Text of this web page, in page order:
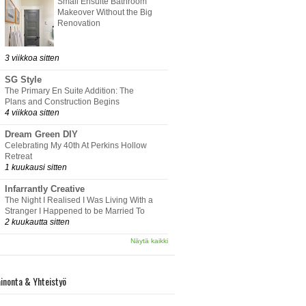
Makeover Without the Big
Renovation
3 viikkoa sitten
SG Style
The Primary En Suite Addition: The
Plans and Construction Begins
4 viikkoa sitten
Dream Green DIY
Celebrating My 40th At Perkins Hollow
Retreat
1 kuukausi sitten
Infarrantly Creative
The Night I Realised I Was Living With a
Stranger I Happened to be Married To
2 kuukautta sitten
Näytä kaikki
& Yhteistyö